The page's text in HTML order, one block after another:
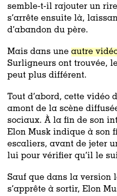
semble-t-il rajouter un
s’arrête ensuite là,
d’abandon du père.
Mais dans une autre
Surligneurs ont trouvée,
peut plus différent.
Tout d’abord, cette vidéo
amont de la scène
sociaux. À la fin de son
Elon Musk indique à son
escaliers, avant de jeter
lui pour vérifier qu’il le
Sauf que dans la version
s’apprête à sortir, Elon